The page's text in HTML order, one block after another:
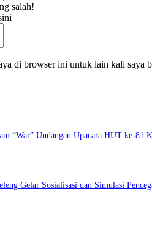
salah!
di browser ini untuk lain kali saya
“War” Undangan Upacara HUT ke-81
Gelar Sosialisasi dan Simulasi